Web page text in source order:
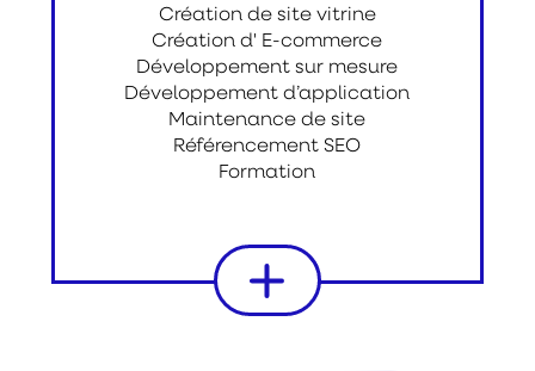
Création de site vitrine
Création d' E-commerce
Développement sur mesure
Développement d’application
Maintenance de site
Référencement SEO
Formation